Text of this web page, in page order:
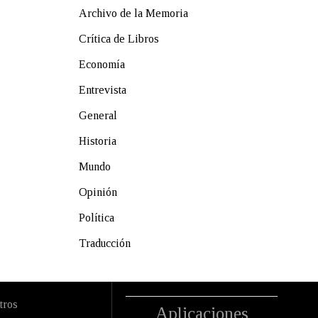
Archivo de la Memoria
Crítica de Libros
Economía
Entrevista
General
Historia
Mundo
Opinión
Política
Traducción
Aplicaciones